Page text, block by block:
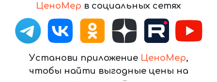
ЦеноМер в социальных сетях
Установи приложение ЦеноМер,
чтобы найти выгодные цены на